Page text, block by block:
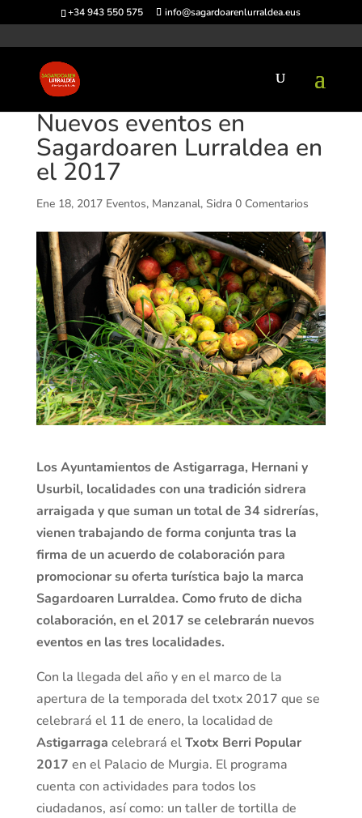
+34 943 550 575 info@sagardoarenlurraldea.eus
Nuevos eventos en
Sagardoaren Lurraldea en
el 2017
Ene 18, 2017 Eventos, Manzanal, Sidra 0 Comentarios
Los Ayuntamientos de Astigarraga, Hernani y
Usurbil, localidades con una tradición sidrera
arraigada y que suman un total de 34 sidrerías,
vienen trabajando de forma conjunta tras la
firma de un acuerdo de colaboración para
promocionar su oferta turística bajo la marca
Sagardoaren Lurraldea. Como fruto de dicha
colaboración, en el 2017 se celebrarán nuevos
eventos en las tres localidades.
Con la llegada del año y en el marco de la
apertura de la temporada del txotx 2017 que se
celebrará el 11 de enero, la localidad de
Astigarraga celebrará elTxotx Berri Popular
2017 en el Palacio de Murgia. El programa
cuenta con actividades para todos los
ciudadanos, así como: un taller de tortilla de